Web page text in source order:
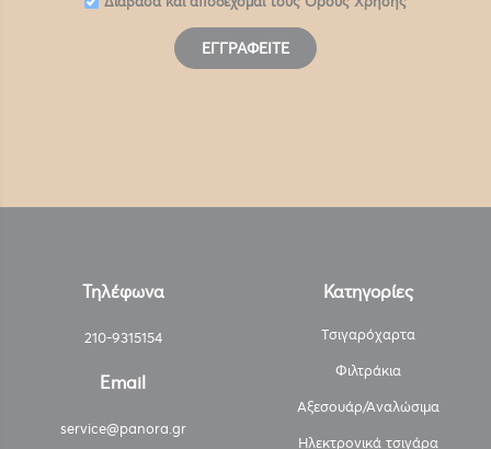
ΕΓΓΡΑΦΕΊΤΕ
Τηλέφωνα
210-9315154
Email
service@panora.gr
Κατηγορίες
Τσιγαρόχαρτα
Φιλτράκια
Αξεσουάρ/Αναλώσιμα
Ηλεκτρονικά τσιγάρα